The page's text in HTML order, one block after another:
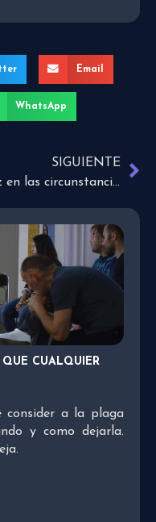
Email
WhatsApp
SIGUIENTE
Paz en las circunstancias cuando creemos
CUALQUIER
consider a la plaga
y como dejarla.